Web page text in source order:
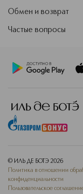
Обмен и возврат
Частые вопросы
© ИЛЬ ДЕ БОТЭ 2026
Политика в отношении
конфиденциальности
Пользовательское